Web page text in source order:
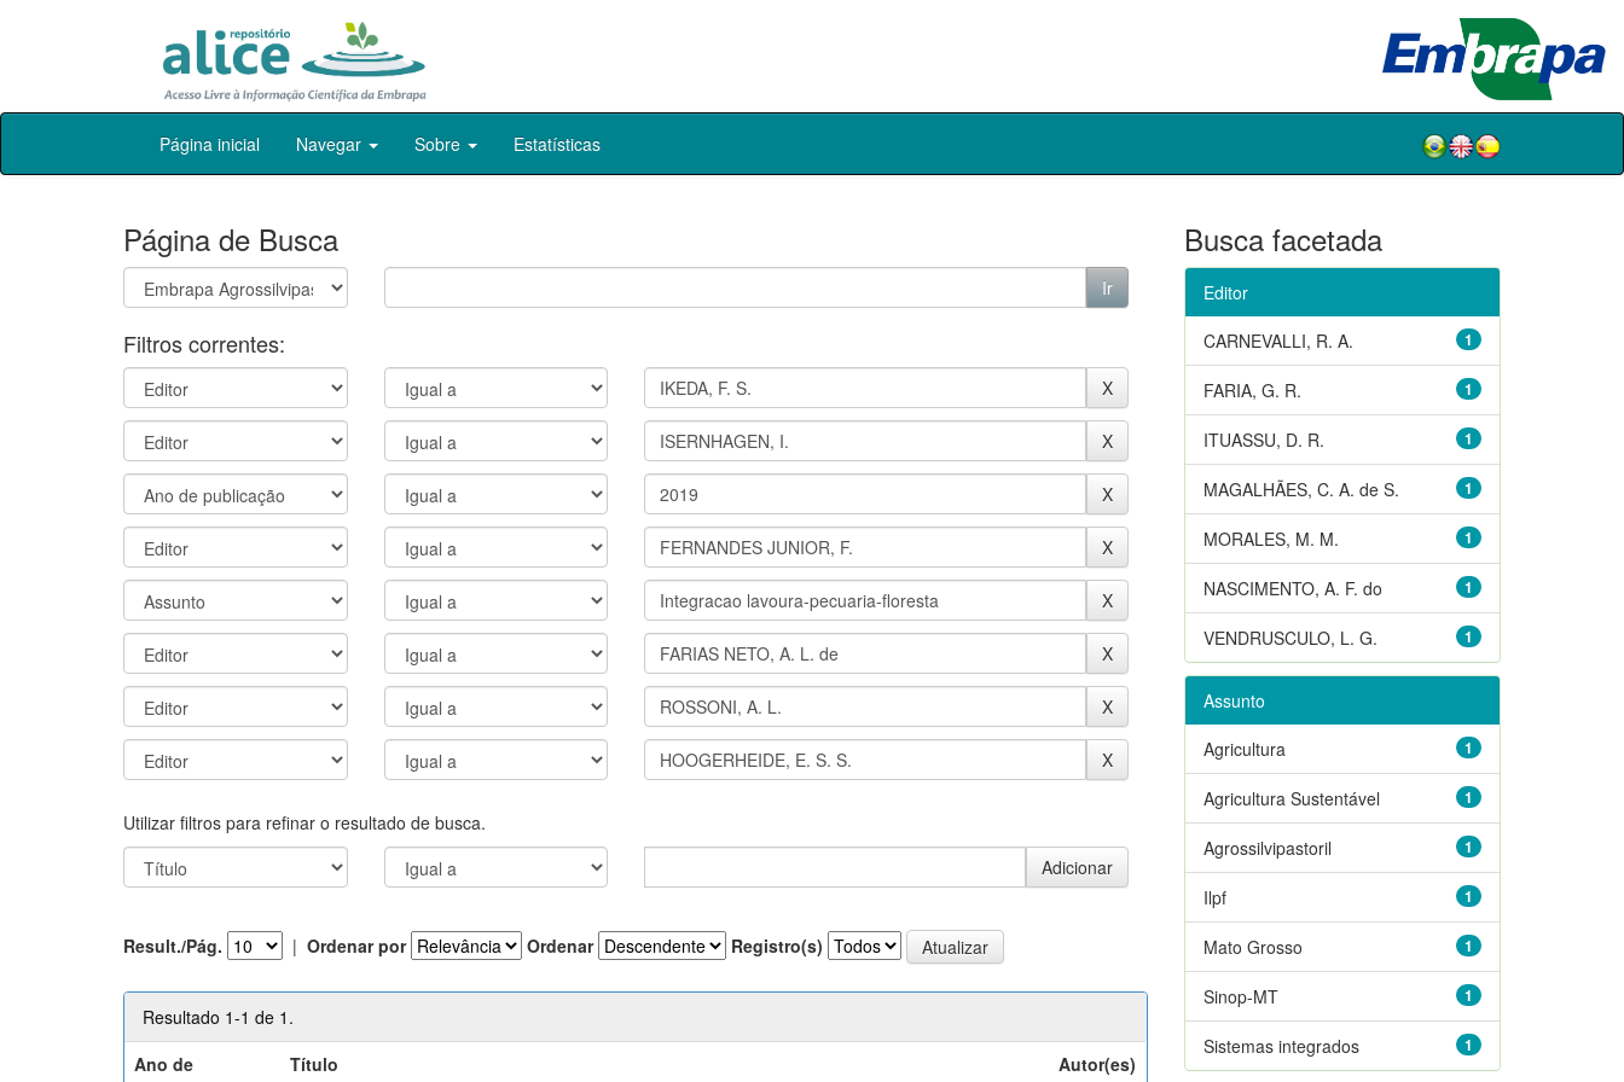
Skip
Página inicial Navegar Sobre Estatísticas
Página de Busca
Filtros correntes:
Utilizar filtros para refinar o resultado de busca.
Result./Pág. | Ordenar por Ordenar Registro(s)
Resultado 1-1 de 1.
Ano de
Título Autor(es)
Busca facetada
Editor
1
CARNEVALLI, R. A.
1
FARIA, G. R.
1
ITUASSU, D. R.
1
MAGALHÃES, C. A. de S.
1
MORALES, M. M.
1
NASCIMENTO, A. F. do
1
VENDRUSCULO, L. G.
Assunto
1
Agricultura
1
Agricultura Sustentável
1
Agrossilvipastoril
1
Ilpf
1
Mato Grosso
1
Sinop-MT
1
Sistemas integrados